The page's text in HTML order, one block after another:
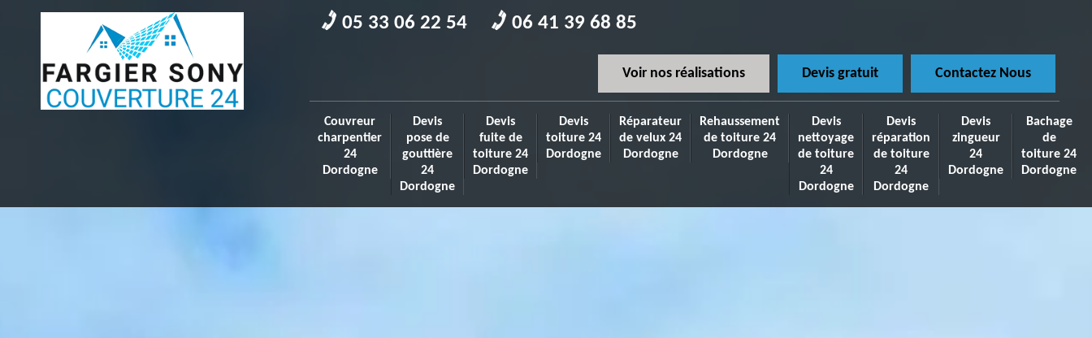
05 33 06 22 54 06 41 39 68 85
Voir nos réalisations Devis gratuit Contactez Nous
Couvreur
charpentier
24
Dordogne
Devis
pose de
gouttière
24
Dordogne
Devis
fuite de
toiture 24
Dordogne
Devis
toiture 24
Dordogne
Réparateur
de velux 24
Dordogne
Rehaussement
de toiture 24
Dordogne
Devis
nettoyage
de toiture
24
Dordogne
Devis
réparation
de toiture
24
Dordogne
Devis
zingueur
24
Dordogne
Bachage
de
toiture 24
Dordogne